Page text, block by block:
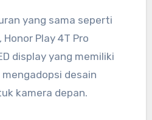
yang sama seperti
Play 4T Pro
display yang memiliki
desain
kamera depan.